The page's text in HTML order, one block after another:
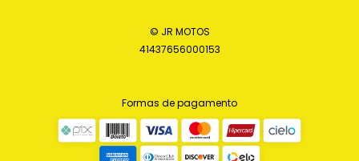
© JR MOTOS
41437656000153
Formas de pagamento